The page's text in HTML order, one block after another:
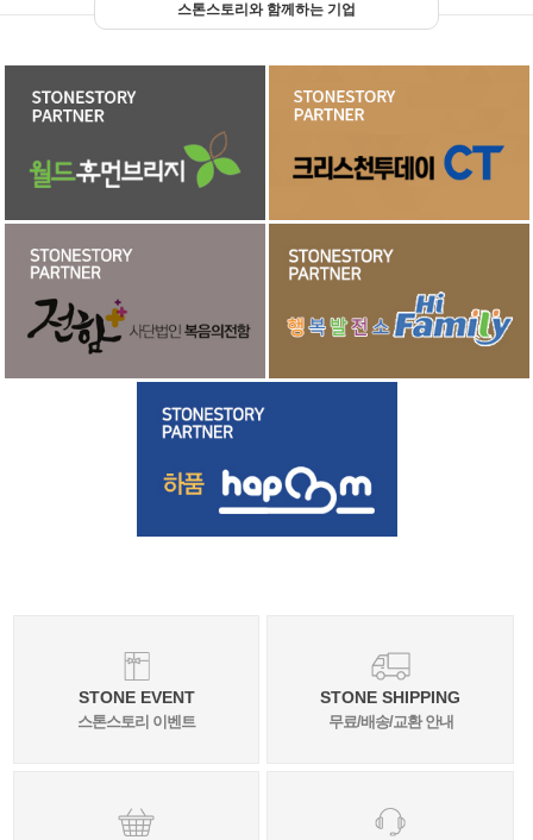
스톤스토리와 함께하는 기업
STONE EVENT
스톤스토리 이벤트
STONE SHIPPING
무료/배송/교환 안내